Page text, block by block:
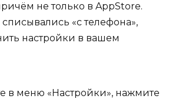
не только в AppStore.
«с телефона»,
настройки в вашем
в меню «Настройки», нажмите